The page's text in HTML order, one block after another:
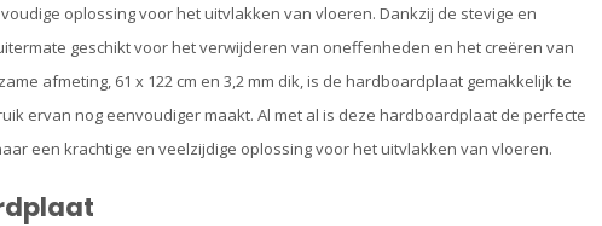
oplossing voor het uitvlakken van vloeren. Dankzij de stevige en
geschikt voor het verwijderen van oneffenheden en het creëren van
afmeting, 61 x 122 cm en 3,2 mm dik,is de hardboardplaat gemakkelijk te
ervan nog eenvoudiger maakt. Al met al is deze hardboardplaat de perfecte
een krachtige en veelzijdige oplossing voor het uitvlakken van vloeren.